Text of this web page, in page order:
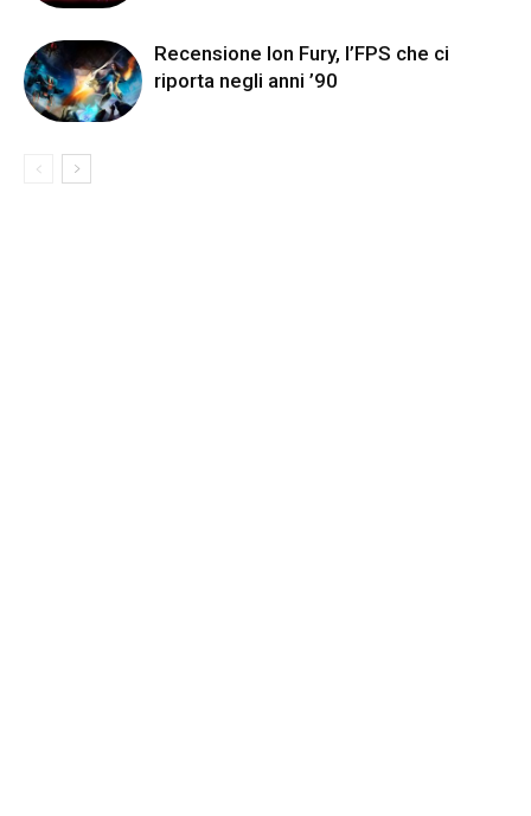
Recensione Ion Fury, l’FPS che ci
riporta negli anni ’90